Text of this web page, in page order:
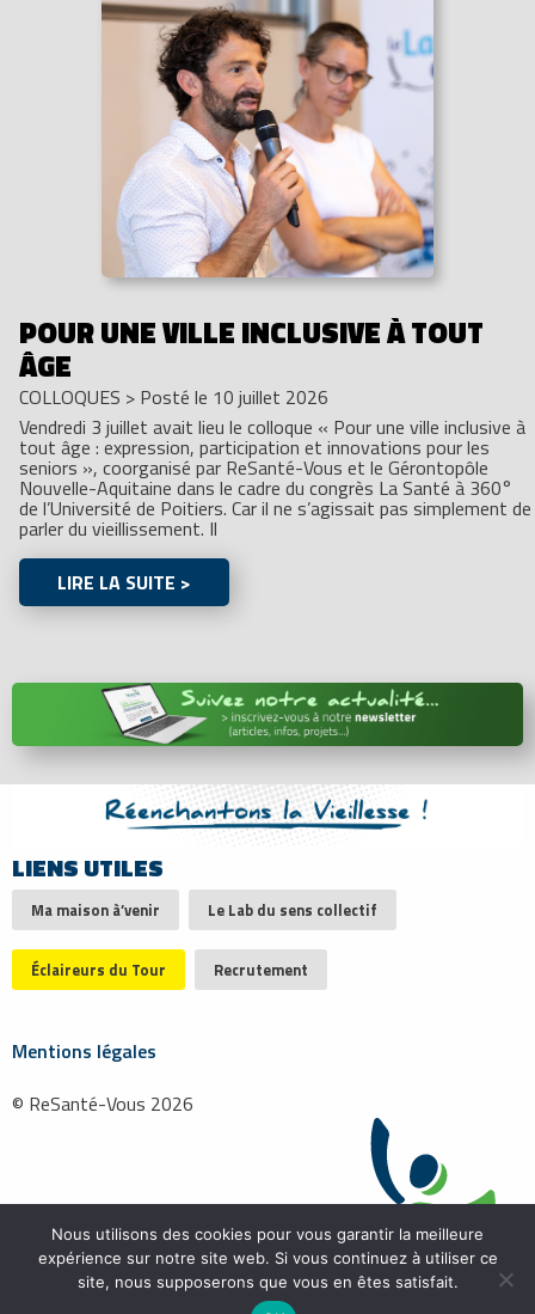
POUR UNE VILLE INCLUSIVE À TOUT
ÂGE
COLLOQUES > Posté le 10 juillet 2026
Vendredi 3 juillet avait lieu le colloque « Pour une ville inclusive à
tout âge : expression, participation et innovations pour les
seniors », coorganisé par ReSanté-Vous et le Gérontopôle
Nouvelle-Aquitaine dans le cadre du congrès La Santé à 360°
de l’Université de Poitiers. Car il ne s’agissait pas simplement de
parler du vieillissement. Il
LIRE LA SUITE >
LIENS UTILES
Ma maison à’venir Le Lab du sens collectif
Éclaireurs du Tour Recrutement
Mentions légales
© ReSanté-Vous 2026
Nous utilisons des cookies pour vous garantir la meilleure
expérience sur notre site web. Si vous continuez à utiliser ce
site, nous supposerons que vous en êtes satisfait.